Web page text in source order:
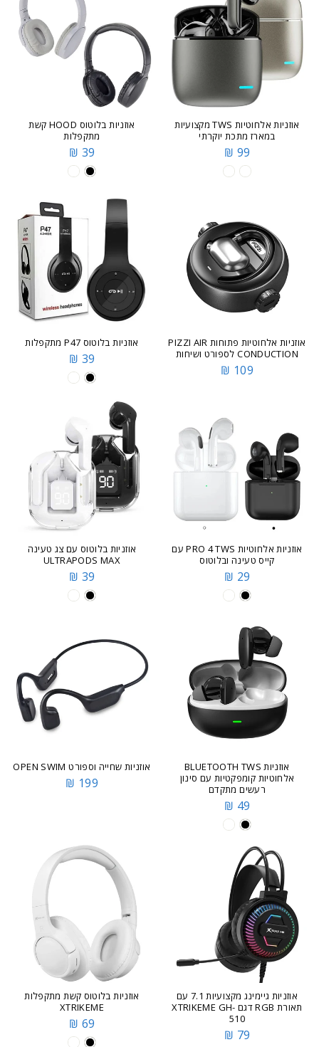
אוזניות אלחוטיות TWS מקצועיות
במארז מתכת יוקרתי
99 ₪
אוזניות בלוטוס HOOD קשת
מתקפלות
39 ₪
אוזניות אלחוטיות פתוחות PIZZI AIR
CONDUCTION לספורט ושיחות
109 ₪
אוזניות בלוטוס P47 מתקפלות
39 ₪
אוזניות אלחוטיות PRO 4 TWS עם
קייס טעינה ובלוטוס
29 ₪
אוזניות בלוטוס עם צג טעינה
ULTRAPODS MAX
39 ₪
אוזניות BLUETOOTH TWS
אלחוטיות קומפקטיות עם סינון
רעשים מתקדם
49 ₪
אוזניות שחייה וספורט OPEN SWIM
199 ₪
אוזניות גיימינג מקצועיות 7.1 עם
תאורת RGB דגם XTRIKEME GH-
510
79 ₪
אוזניות בלוטוס קשת מתקפלות
XTRIKEME
69 ₪